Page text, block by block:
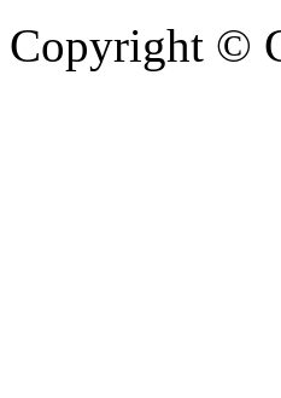
Copyright ©